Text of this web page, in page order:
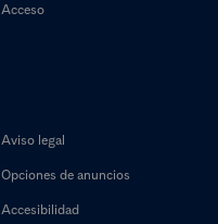
Acceso
Aviso legal
Opciones de anuncios
Accesibilidad